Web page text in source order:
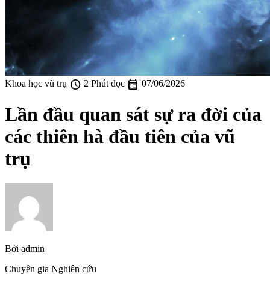
Khoa học vũ trụ schedule 2 Phút đọc calendar_month 07/06/2026
Lần đầu quan sát sự ra đời của
các thiên hà đầu tiên của vũ
trụ
Bởi admin
Chuyên gia Nghiên cứu